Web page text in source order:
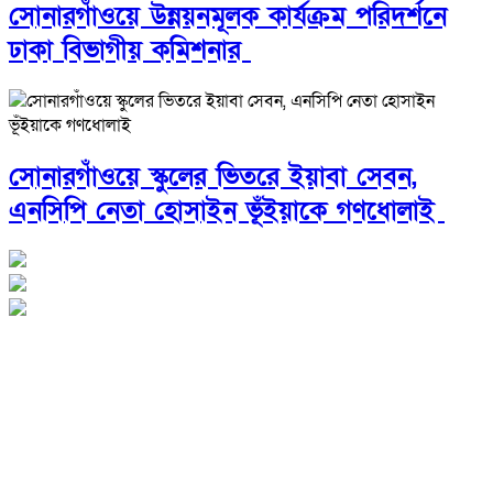
সোনারগাঁওয়ে উন্নয়নমূলক কার্যক্রম পরিদর্শনে
ঢাকা বিভাগীয় কমিশনার
সোনারগাঁওয়ে স্কুলের ভিতরে ইয়াবা সেবন,
এনসিপি নেতা হোসাইন ভূঁইয়াকে গণধোলাই